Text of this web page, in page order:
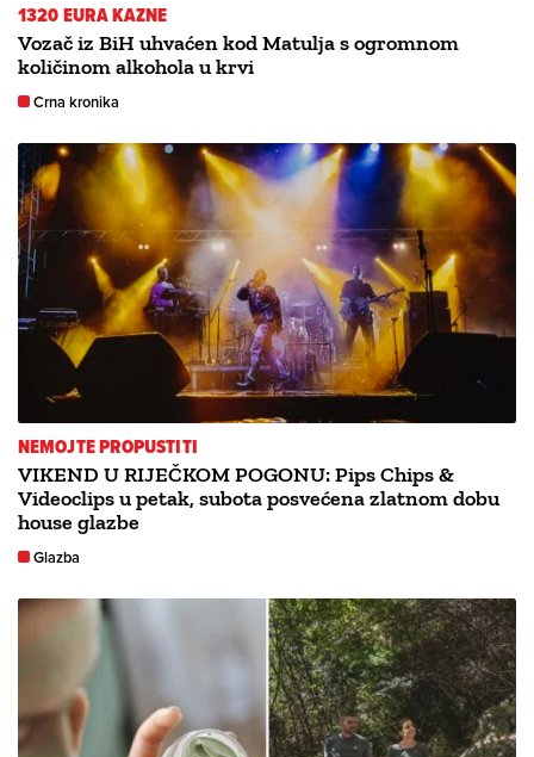
1320 EURA KAZNE
Vozač iz BiH uhvaćen kod Matulja s ogromnom
količinom alkohola u krvi
Crna kronika
NEMOJTE PROPUSTITI
VIKEND U RIJEČKOM POGONU: Pips Chips &
Videoclips u petak, subota posvećena zlatnom dobu
house glazbe
Glazba